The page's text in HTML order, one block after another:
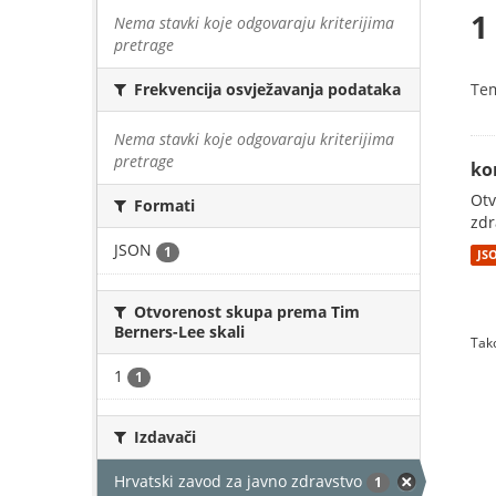
Nema stavki koje odgovaraju kriterijima
pretrage
Frekvencija osvježavanja podataka
Nema stavki koje odgovaraju kriterijima
pretrage
Formati
JSON 1
Otvorenost skupa prema Tim
Berners-Lee skali
1 1
Izdavači
Hrvatski zavod za javno zdravstvo 1
1